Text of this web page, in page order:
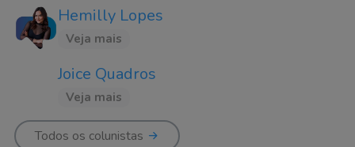
Hemilly Lopes
Veja mais
Joice Quadros
Veja mais
Todos os colunistas